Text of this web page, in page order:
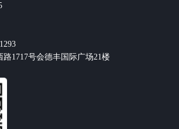
1717号会德丰国际广场21楼